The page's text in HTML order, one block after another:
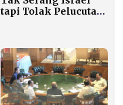
tapi Tolak Pelucutan